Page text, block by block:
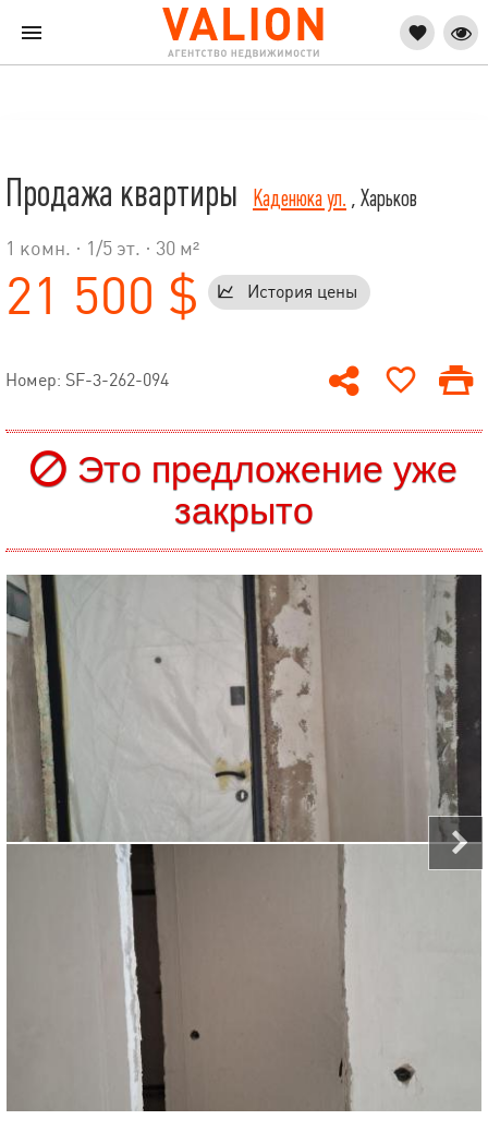
Продажа квартиры Каденюка ул. , Харьков
1 комн. · 1 /5 эт. · 30 м²
21 500 $ История цены
Номер: SF-3-262-094
Это предложение уже
закрыто